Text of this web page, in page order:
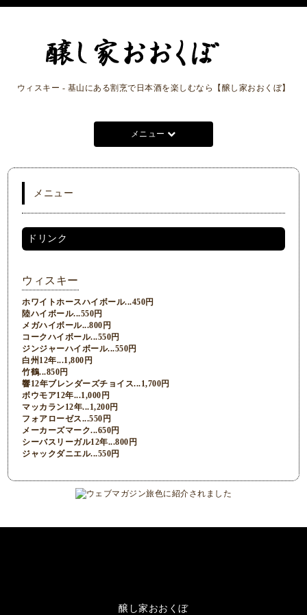
ウィスキー - 基山にある割烹で日本酒を楽しむなら【醸し家おおくぼ】
メニュー
メニュー
ドリンク
ウィスキー
ホワイトホースハイボール...450円
陸ハイボール...550円
メガハイボール...800円
コークハイボール...550円
ジンジャーハイボール...550円
白州12年...1,800円
竹鶴...850円
響12年ブレンダーズチョイス...1,700円
ボウモア12年...1,000円
マッカラン12年...1,200円
フォアローゼス...550円
メーカーズマーク...650円
シーバスリーガル12年...800円
ジャックダニエル...550円
醸し家おおくぼ